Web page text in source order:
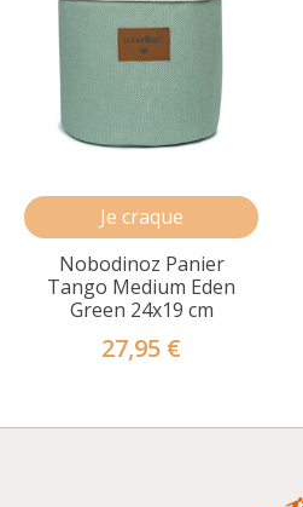
Je craque
Nobodinoz Panier
Tango Medium Eden
Green 24x19 cm
27,95 €